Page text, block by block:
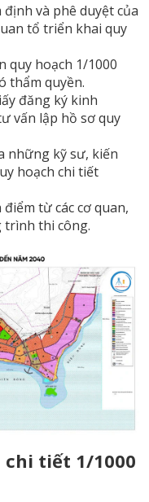
và phê duyệt của
tổ triển khai quy
quy hoạch 1/1000
thẩm quyền.
đăng ký kinh
vấn lập hồ sơ quy
những kỹ sư, kiến
hoạch chi tiết
từ các cơ quan,
trình thi công.
chi tiết 1/1000